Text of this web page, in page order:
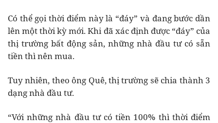
Có thể gọi thời điểm này là “đáy” và đang bước dần
lên một thời kỳ mới. Khi đã xác định được “đáy” của
thị trường bất động sản, những nhà đầu tư có sẵn
tiền thì nên mua.
Tuy nhiên, theo ông Quê, thị trường sẽ chia thành 3
dạng nhà đầu tư.
“Với những nhà đầu tư có tiền 100% thì thời điểm